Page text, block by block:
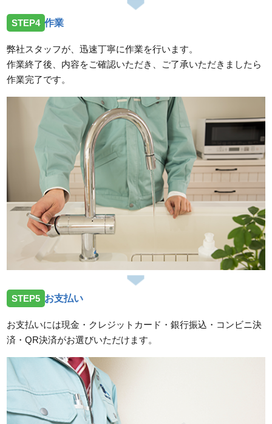
STEP4 作業
弊社スタッフが、迅速丁寧に作業を行います。
作業終了後、内容をご確認いただき、ご了承いただきましたら
作業完了です。
STEP5 お支払い
お支払いには現金・クレジットカード・銀行振込・コンビニ決
済・QR決済がお選びいただけます。